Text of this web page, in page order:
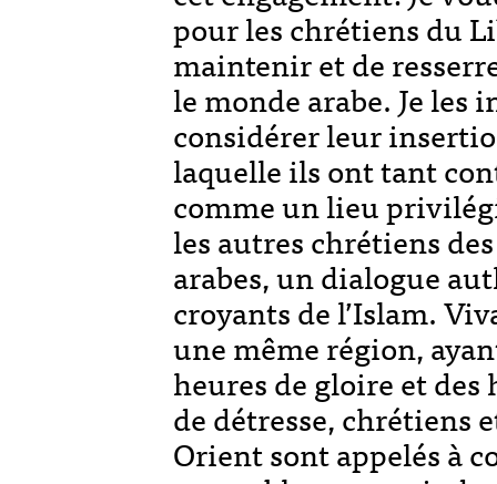
pour les chrétiens du
maintenir et de
le monde arabe. Je les
considérer leur
laquelle ils ont tant
comme un lieu
les autres chrétiens
arabes, un dialogue
croyants de l’Islam.
une même région,
heures de gloire et des
de détresse, chrétiens
Orient sont appelés à